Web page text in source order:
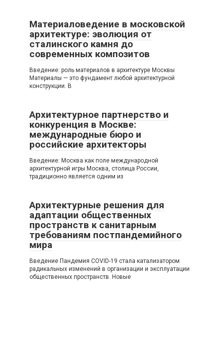
Материаловедение в московской
архитектуре: эволюция от
сталинского камня до
современных композитов
Введение: роль материалов в архитектуре Москвы
Материалы — это фундамент любой архитектурной
конструкции. В
Архитектурное партнерство и
конкуренция в Москве:
международные бюро и
российские архитекторы
Введение: Москва как поле международной
архитектурной игры Москва, столица России,
традиционно является одним из
Архитектурные решения для
адаптации общественных
пространств к санитарным
требованиям постпандемийного
мира
Введение Пандемия COVID-19 стала катализатором
радикальных изменений в организации и эксплуатации
общественных пространств. Новые